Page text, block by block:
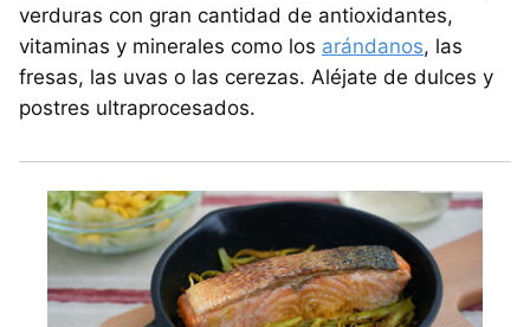
verduras con gran cantidad de antioxidantes,
vitaminas y minerales como los arándanos, las
fresas, las uvas o las cerezas. Aléjate de dulces y
postres ultraprocesados.